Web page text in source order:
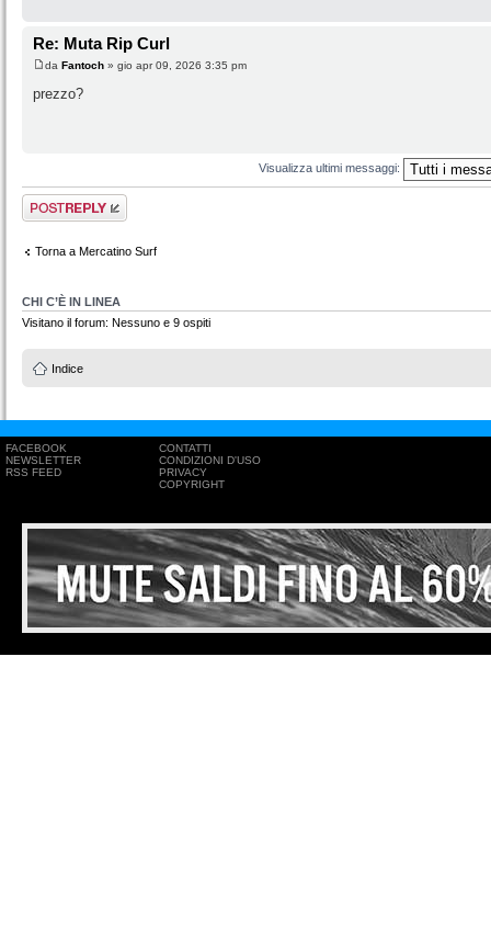
Re: Muta Rip Curl
da Fantoch » gio apr 09, 2026 3:35 pm
prezzo?
Visualizza ultimi messaggi:
Rispondi al
messaggio
Torna a Mercatino Surf
CHI C’È IN LINEA
Visitano il forum: Nessuno e 9 ospiti
Indice
FACEBOOK
NEWSLETTER
RSS FEED
CONTATTI
CONDIZIONI D'USO
PRIVACY
COPYRIGHT